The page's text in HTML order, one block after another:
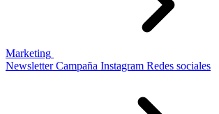
Marketing
Newsletter Campaña Instagram Redes sociales